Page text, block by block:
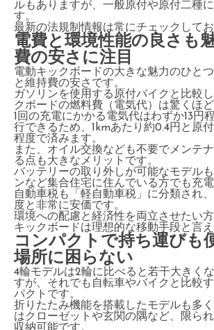
ルもありますが、一般原付や原付二種
す。
最新の法規制情報は常にチェックしてお
電費と環境性能の良さも
費の安さに注目
電動キックボードの大きな魅力のひと
と維持費の安さです。
ガソリンを使用する原付バイクと比較
クボードの燃料費（電気代）は驚くほど
1回の充電にかかる電気代はわずか13円
行できるため、1kmあたり約0.4円と原
程度で済みます。
また、オイル交換なども不要でメンテ
る点も大きなメリットです。
バッテリーの取り外しが可能なモデル
ンなど集合住宅に住んでいる方でも充電
自動車税も「軽自動車税」に分類され
度と非常に安価です。
環境への配慮と経済性を両立させたい
キックボードは理想的な移動手段と言え
コンパクトで持ち運びも
場所に困らない
4輪モデルは2輪に比べると若干大きく
すが、それでも自転車やバイクと比較
パクトです。
折りたたみ機能を搭載したモデルも多
はクローゼットや玄関の隅など、限ら